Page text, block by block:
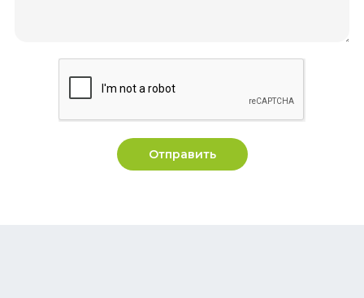
Отправить